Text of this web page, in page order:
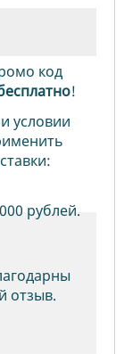
код
!
условии
рублей.
отзыв.